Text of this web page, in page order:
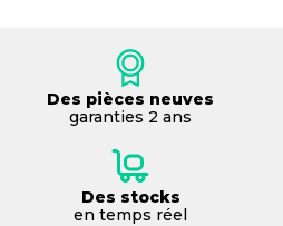
Des pièces neuves
garanties 2 ans
Des stocks
en temps réel